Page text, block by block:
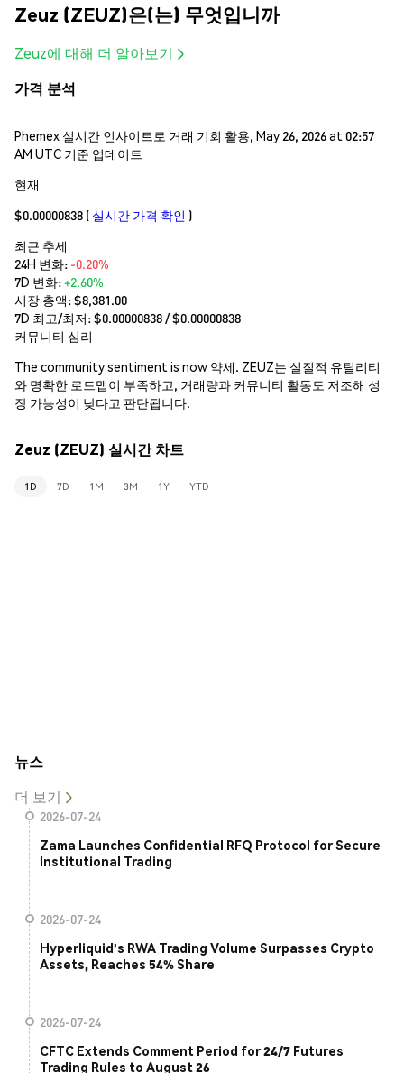
Zeuz (ZEUZ)은(는) 무엇입니까
Zeuz에 대해 더 알아보기
가격 분석
Phemex 실시간 인사이트로 거래 기회 활용, May 26, 2026 at 02:57
AM UTC 기준 업데이트
현재
$0.00000838 ( 실시간 가격 확인 )
최근 추세
24H 변화: -0.20%
7D 변화:+2.60%
시장 총액:$8,381.00
7D 최고/최저: $0.00000838/ $0.00000838
커뮤니티 심리
The community sentiment is now 약세. ZEUZ는 실질적 유틸리티
와 명확한 로드맵이 부족하고, 거래량과 커뮤니티 활동도 저조해 성
장 가능성이 낮다고 판단됩니다.
Zeuz (ZEUZ) 실시간 차트
1D 7D 1M 3M 1Y YTD
뉴스
더 보기
2026-07-24
Zama Launches Confidential RFQ Protocol for Secure
Institutional Trading
2026-07-24
Hyperliquid's RWA Trading Volume Surpasses Crypto
Assets, Reaches 54% Share
2026-07-24
CFTC Extends Comment Period for 24/7 Futures
Trading Rules to August 26